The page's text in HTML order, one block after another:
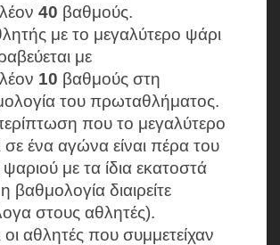
40 βαθμούς.
με το μεγαλύτερο ψάρι
με
10 βαθμούς στη
του πρωταθλήματος.
που το μεγαλύτερο
σε ένα αγώνα είναι πέρα του
με τα ίδια εκατοστά
βαθμολογία διαιρείτε
στους αθλητές).
αθλητές που συμμετείχαν